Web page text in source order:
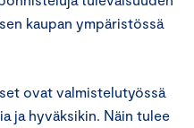
kaupan ympäristössä
ovat valmistelutyössä
ja hyväksikin. Näin tulee